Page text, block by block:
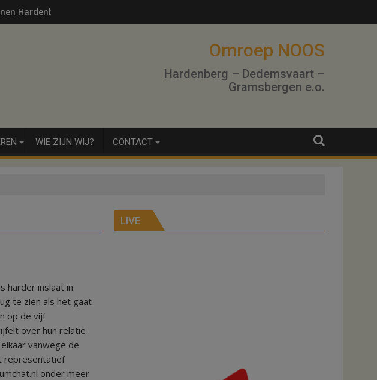
Hardenberg
Omroep NOOS
Hardenberg – Dedemsvaart –
Gramsbergen e.o.
WIE ZIJN WIJ? CONTACT
harder inslaat in
te zien als het gaat
op de vijf
over hun relatie
vanwege de
representatief
onder meer
LIVE